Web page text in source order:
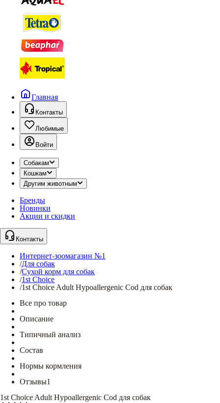
Главная
Контакты
Любимые
Войти
Собакам
Кошкам
Другим животным
Бренды
Новинки
Акции и скидки
Контакты
Интернет-зоомагазин №1
/Для собак
/Сухой корм для собак
/1st Choice
/1st Choice Adult Hypoallergenic Cod для собак
Все про товар
Описание
Типичный анализ
Состав
Нормы кормления
Отзывы1
1st Choice Adult Hypoallergenic Cod для собак